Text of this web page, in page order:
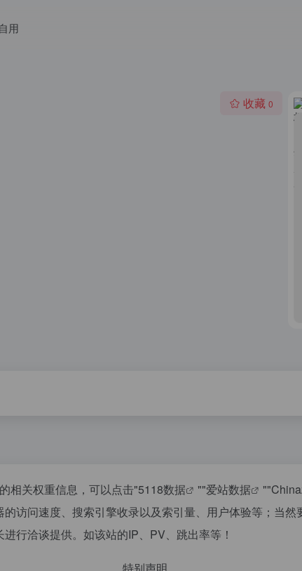
用
收藏 0
相关权重信息，可以点击"5118数据 ""爱站数据 ""
访问速度、搜索引擎收录以及索引量、用户体验等；当
行洽谈提供。如该站的IP、PV、跳出率等！